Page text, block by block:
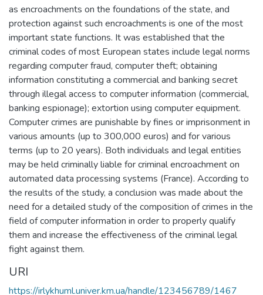
as encroachments on the foundations of the state, and
protection against such encroachments is one of the most
important state functions. It was established that the
criminal codes of most European states include legal norms
regarding computer fraud, computer theft; obtaining
information constituting a commercial and banking secret
through illegal access to computer information (commercial,
banking espionage); extortion using computer equipment.
Computer crimes are punishable by fines or imprisonment in
various amounts (up to 300,000 euros) and for various
terms (up to 20 years). Both individuals and legal entities
may be held criminally liable for criminal encroachment on
automated data processing systems (France). According to
the results of the study, a conclusion was made about the
need for a detailed study of the composition of crimes in the
field of computer information in order to properly qualify
them and increase the effectiveness of the criminal legal
fight against them.
URI
https://irlykhuml.univer.km.ua/handle/123456789/1467